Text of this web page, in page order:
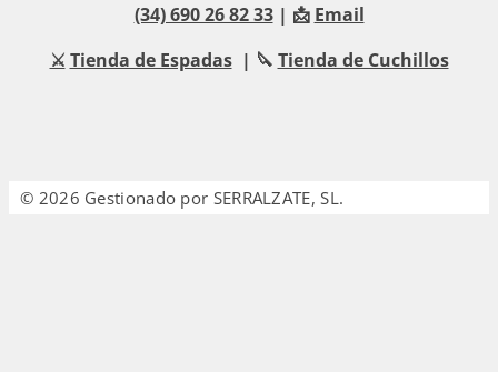
(34) 690 26 82 33| 📩 Email
⚔️ Tienda de Espadas| 🔪 Tienda de Cuchillos
© 2026 Gestionado por SERRALZATE, SL.